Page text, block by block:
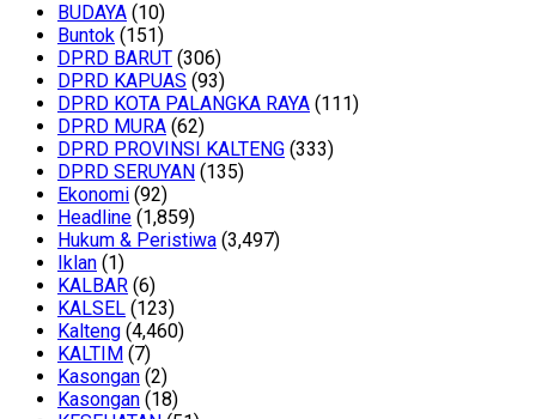
BUDAYA (10)
Buntok (151)
DPRD BARUT (306)
DPRD KAPUAS (93)
DPRD KOTA PALANGKA RAYA (111)
DPRD MURA (62)
DPRD PROVINSI KALTENG (333)
DPRD SERUYAN (135)
Ekonomi (92)
Headline (1,859)
Hukum & Peristiwa (3,497)
Iklan (1)
KALBAR (6)
KALSEL (123)
Kalteng (4,460)
KALTIM (7)
Kasongan (2)
Kasongan (18)